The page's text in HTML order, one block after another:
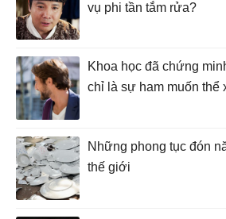
vụ phi tần tắm rửa?
Khoa học đã chứng
chỉ là sự ham muốn thể
Những phong tục đón
thế giới